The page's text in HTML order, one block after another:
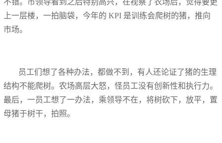
不错。市领导看到之后特别高兴，在视察了农场后，觉得要更
上一层楼，一拍脑袋，今年的 KPI 是训练会爬树的猪，推向
市场。
员工们想了各种办法，都做不到，有人还论证了猪的生理
结构不能爬树。农场高层大怒，怪员工没有创新性和执行力。
最后，一员工想了一办法，乘领导不在，将树砍下，放平，置
母猪于树干，拍照。